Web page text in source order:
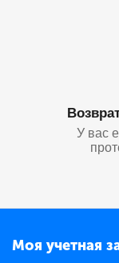
У вас
Моя учетная